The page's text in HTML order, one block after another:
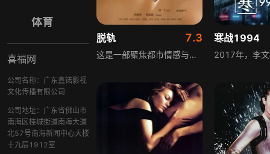
体育
喜福网
公司名称：广东鑫锘影视
文化传播有限公司
公司地址：广东省佛山市
南海区桂城街道南海大道
北57号南海新闻中心大楼
十九层1912室
脱轨 7.3
这是一部聚焦都市情感与现实困境的故事。潘龙与简丹同居多年，虽无结婚证却如同夫妻，一起打拼事业。待公司稳定后，二人想要孩子却久未成功。简丹检查后身体适合受孕，潘龙却因过往初恋女友的事，坚信自己没问题。简丹偷偷检查后发现潘龙患无精症，不敢告知。一次，她在街上看到与潘龙长相一模一样的光头男，便想借此“借精”。然而，这个光头男本有幸福家庭，却因这场意外发现了妻子的不堪秘密，故事走向出人意料。
寒战1994